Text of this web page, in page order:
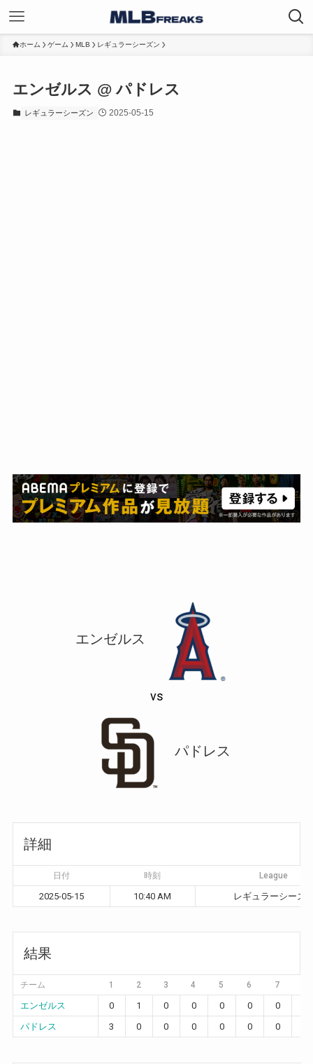
ホーム ゲーム MLB レギュラーシーズン
エンゼルス @ パドレス
レギュラーシーズン 2025-05-15
エンゼルス
vs
パドレス
詳細
日付 時刻 League
2025-05-15 10:40 AM レギュラーシーズ
結果
チーム 1 2 3 4 5 6 7
エンゼルス 0 1 0 0 0 0 0
パドレス
3 0 0 0 0 0 0